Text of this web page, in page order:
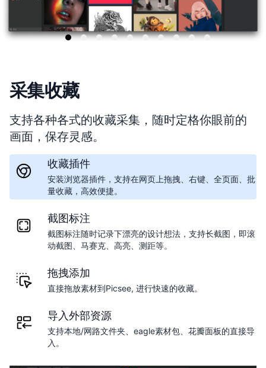
采集收藏
支持各种各式的收藏采集，随时定格你眼前的
画面，保存灵感。
收藏插件
安装浏览器插件，支持在网页上拖拽、右键、全页面、批
量收藏，高效便捷。
截图标注
截图标注随时记录下漂亮的设计想法，支持长截图，即滚
动截图、马赛克、高亮、测距等。
拖拽添加
直接拖放素材到Picsee, 进行快速的收藏。
导入外部资源
支持本地/网路文件夹、eagle素材包、花瓣面板的直接导
入。